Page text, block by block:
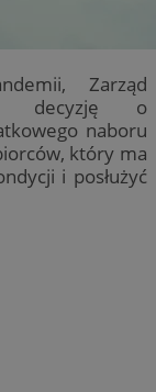
Zarząd
decyzję o
naboru
który ma
i posłużyć